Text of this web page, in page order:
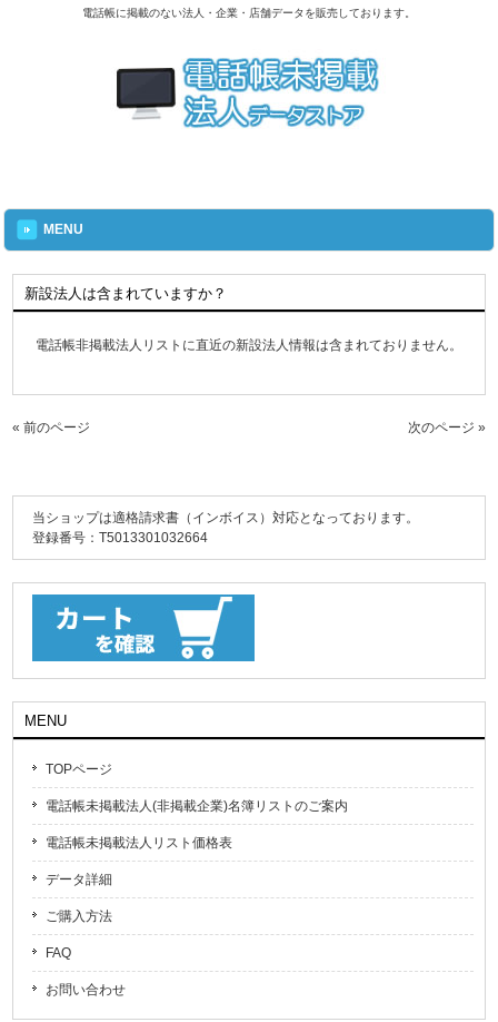
電話帳に掲載のない法人・企業・店舗データを販売しております。
MENU
新設法人は含まれていますか？
電話帳非掲載法人リストに直近の新設法人情報は含まれておりません。
« 前のページ 次のページ »
当ショップは適格請求書（インボイス）対応となっております。
登録番号：T5013301032664
MENU
TOPページ
電話帳未掲載法人(非掲載企業)名簿リストのご案内
電話帳未掲載法人リスト価格表
データ詳細
ご購入方法
FAQ
お問い合わせ